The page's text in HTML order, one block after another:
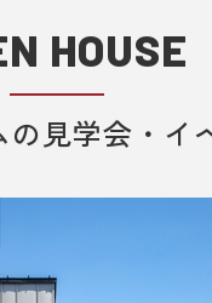
ゼントまでの流
予約いただきま
きます。
入をお願いいた
レゼントをメー
ます。
HOUSE
の見学会・イ